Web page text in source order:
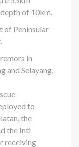
of 10km.
of Peninsular
in
and Selayang.
to
the
the Inti
receiving